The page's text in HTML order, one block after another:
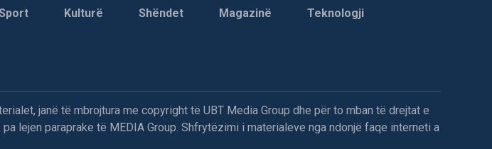
Kulturë Shëndet Magazinë Teknologji
janë të mbrojtura me copyright të UBT Media Group dhe për to mban të drejtat e
lejen paraprake të MEDIA Group. Shfrytëzimi i materialeve nga ndonjë faqe interneti a